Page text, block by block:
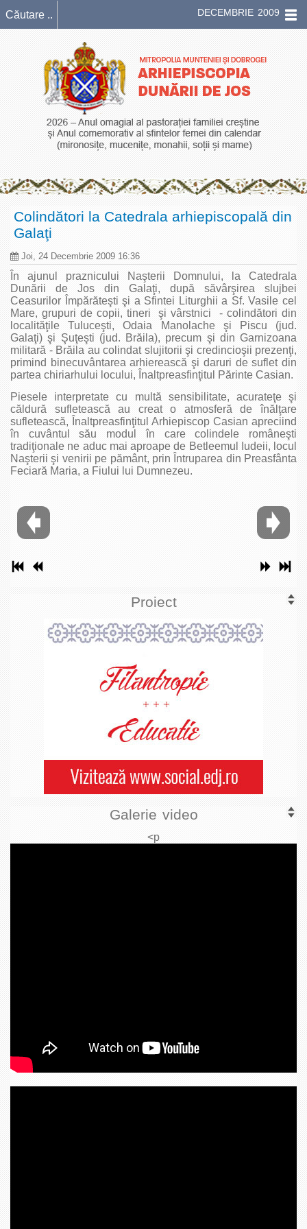
DECEMBRIE 2009
Colindători la Catedrala arhiepiscopală din
Galaţi
Joi, 24 Decembrie 2009 16:36
În ajunul praznicului Naşterii Domnului, la Catedrala
Dunării de Jos din Galaţi, după săvârşirea slujbei
Ceasurilor Împărăteşti şi a Sfintei Liturghii a Sf. Vasile cel
Mare, grupuri de copii, tineri şi vârstnici - colindători din
localităţile Tuluceşti, Odaia Manolache şi Piscu (jud.
Galaţi) şi Şuţeşti (jud. Brăila), precum şi din Garnizoana
militară - Brăila au colindat slujitorii şi credincioşii prezenţi,
primind binecuvântarea arhierească şi daruri de suflet din
partea chiriarhului locului, Înaltpreasfinţitul Părinte Casian.
Piesele interpretate cu multă sensibilitate, acurateţe şi
căldură sufletească au creat o atmosferă de înălţare
sufletească, Înaltpreasfinţitul Arhiepiscop Casian apreciind
în cuvântul său modul în care colindele româneşti
tradiţionale ne aduc mai aproape de Betleemul Iudeii, locul
Naşterii şi venirii pe pământ, prin Întruparea din Preasfânta
Feciară Maria, a Fiului lui Dumnezeu.
Proiect
Galerie video
<p